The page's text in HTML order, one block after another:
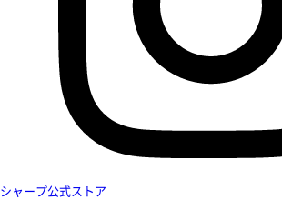
シャープ公式ストア